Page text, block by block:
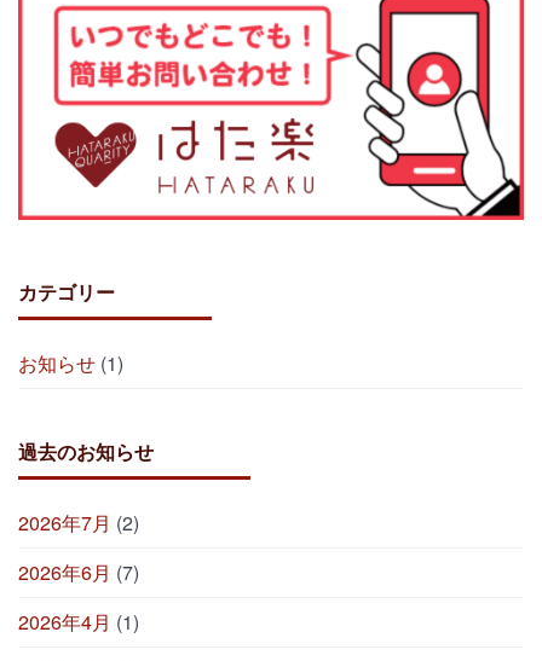
カテゴリー
お知らせ (1)
過去のお知らせ
2026年7月 (2)
2026年6月 (7)
2026年4月 (1)